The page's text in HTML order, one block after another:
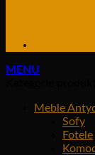
MENU
Meble
Sofy
Fotele